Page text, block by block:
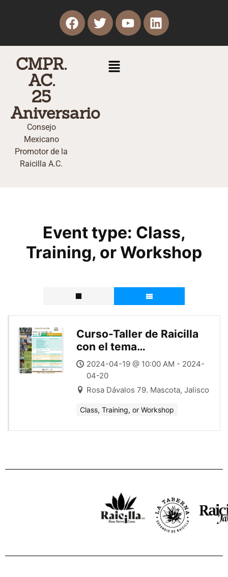
CMPR.
AC.
25
Aniversario
Consejo
Mexicano
Promotor de la
Raicilla A.C.
Event type: Class,
Training, or Workshop
Curso-Taller de Raicilla
con el tema
«Alternativas para el
manejo y
aprovechamiento de
Agave maximiliana».
2024-04-19 @ 10:00 AM - 2024-
04-20
Rosa Dávalos 79. Mascota, Jalisco
Class, Training, or Workshop